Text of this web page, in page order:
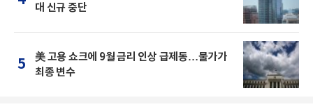
대 신규 중단
5
美 고용 쇼크에 9월 금리 인상 급제동…물가가
최종 변수